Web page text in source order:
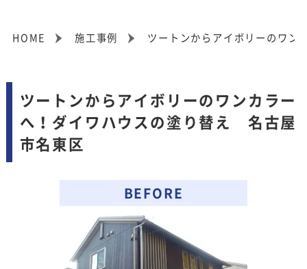
HOME 施工事例 ツートンからアイボリーのワ
ツートンからアイボリーのワンカラー
へ！ダイワハウスの塗り替え 名古屋
市名東区
BEFORE